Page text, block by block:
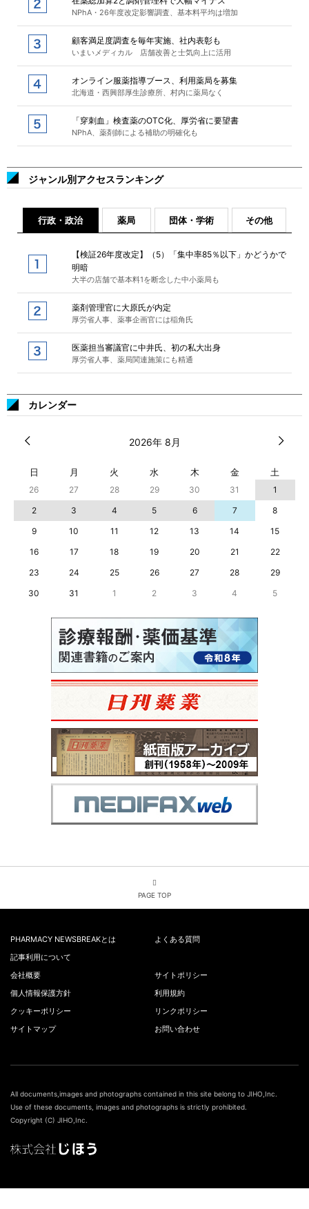
NPhA・26年度改定影響調査、基本料平均は増加
顧客満足度調査を毎年実施、社内表彰も
いまいメディカル 店舗改善と士気向上に活用
オンライン服薬指導ブース、利用薬局を募集
北海道・西興部厚生診療所、村内に薬局なく
「穿刺血」検査薬のOTC化、厚労省に要望書
NPhA、薬剤師による補助の明確化も
ジャンル別アクセスランキング
行政・政治 薬局 団体・学術 その他
【検証26年度改定】（5）「集中率85％以下」かどうかで
明暗
大半の店舗で基本料1を断念した中小薬局も
薬剤管理官に大原氏が内定
厚労省人事、薬事企画官には稲角氏
医薬担当審議官に中井氏、初の私大出身
厚労省人事、薬局関連施策にも精通
カレンダー
2026年 8月
日 月 火 水 木 金 土
26 27 28 29 30 31
1
2
3 4 5 6 7
8
9
10 11 12 13 14
15
16
17 18 19 20 21
22
23
24 25 26 27 28
29
30
31 1 2 3 4 5
PAGE TOP
PHARMACY NEWSBREAKとは
よくある質問
記事利用について
会社概要
サイトポリシー
個人情報保護方針
利用規約
クッキーポリシー
リンクポリシー
サイトマップ
お問い合わせ
All documents,images and photographs contained in this site belong to JIHO,Inc.
Use of these documents, images and photographs is strictly prohibited.
Copyright (C) JIHO,Inc.